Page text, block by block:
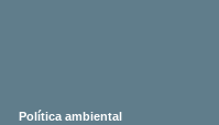
Política ambiental